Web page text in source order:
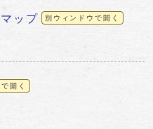
ップ 別ウィンドウで開く
開く